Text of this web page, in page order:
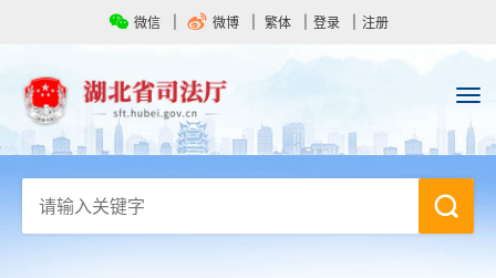
微信 微博 繁体 登录 注册